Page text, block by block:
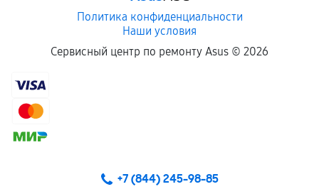
Политика конфиденциальности
Наши условия
Сервисный центр по ремонту Asus © 2026
+7 (844) 245-98-85